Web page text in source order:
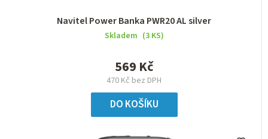
Navitel Power Banka PWR20 AL silver
Skladem (3 KS)
470 Kč bez DPH
569 Kč
DO KOŠÍKU